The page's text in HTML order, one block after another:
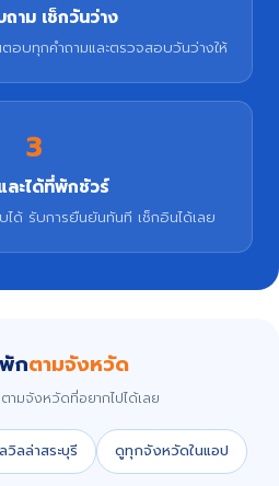
าม เช็กวันว่าง
อบทุกคำถามและตรวจสอบวันว่างให้
3
ละได้ที่พักชัวร์
ได้ รับการยืนยันทันที เช็กอินได้เลย
กตามจังหวัด
ามจังหวัดที่อยากไปได้เลย
วิลล่าสระบุรี ดูทุกจังหวัดในแอป